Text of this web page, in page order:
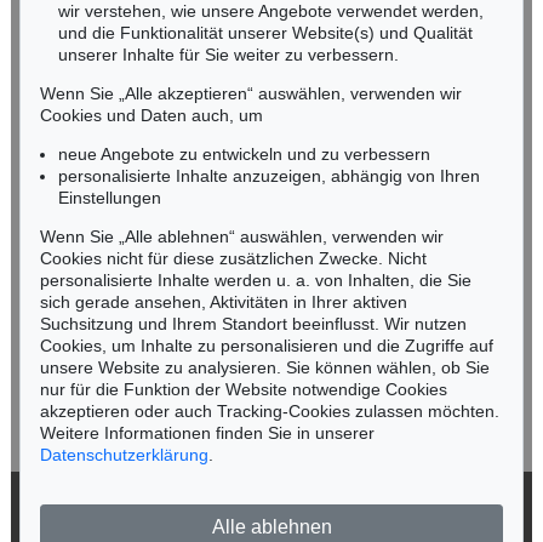
NORDDEUTSCHLAND
Nico Kassel, M.A.
Mobil: +49 (0)171 8618661
n.kassel@kettererkunst.de
Keine Auktion mehr verpassen!
Wir informieren Sie rechtzeitig.
Jetzt zum Newsletter anmelden >
wir verstehen, wie unsere Angebote verwendet werden,
und die Funktionalität unserer Website(s) und Qualität
unserer Inhalte für Sie weiter zu verbessern.
Wenn Sie „Alle akzeptieren“ auswählen, verwenden wir
Cookies und Daten auch, um
neue Angebote zu entwickeln und zu verbessern
personalisierte Inhalte anzuzeigen, abhängig von Ihren
Einstellungen
Wenn Sie „Alle ablehnen“ auswählen, verwenden wir
Cookies nicht für diese zusätzlichen Zwecke. Nicht
personalisierte Inhalte werden u. a. von Inhalten, die Sie
sich gerade ansehen, Aktivitäten in Ihrer aktiven
Suchsitzung und Ihrem Standort beeinflusst. Wir nutzen
Cookies, um Inhalte zu personalisieren und die Zugriffe auf
unsere Website zu analysieren. Sie können wählen, ob Sie
nur für die Funktion der Website notwendige Cookies
akzeptieren oder auch Tracking-Cookies zulassen möchten.
Weitere Informationen finden Sie in unserer
Datenschutzerklärung
Alle ablehnen